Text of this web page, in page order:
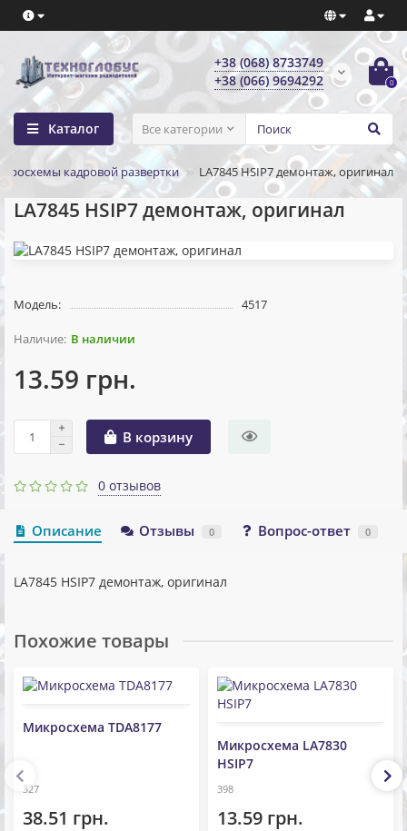
+38 (068) 8733749
+38 (066) 9694292
0
Каталог Все категории
кадровой развертки LA7845 HSIP7 демонтаж, оригинал
LA7845 HSIP7 демонтаж, оригинал
Модель: 4517
В наличии
13.59 грн.
В корзину
0 отзывов
Описание Отзывы 0 Вопрос-ответ 0
LA7845 HSIP7 демонтаж, оригинал
Похожие товары
Микросхема TDA8177
327
38.51 грн.
Микросхема LA7830
HSIP7
398
13.59 грн.